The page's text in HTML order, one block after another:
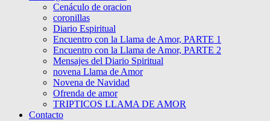
Cenáculo de oracion
coronillas
Diario Espiritual
Encuentro con la Llama de Amor, PARTE 1
Encuentro con la Llama de Amor, PARTE 2
Mensajes del Diario Spiritual
novena Llama de Amor
Novena de Navidad
Ofrenda de amor
TRIPTICOS LLAMA DE AMOR
Contacto